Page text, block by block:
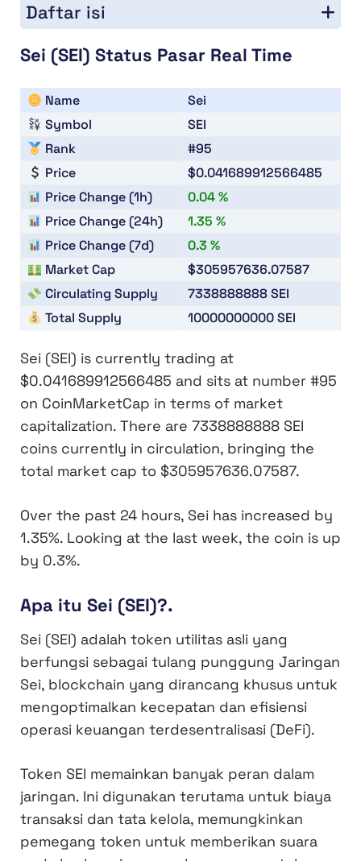
Daftar isi
Sei (SEI) Status Pasar Real Time
Name
Sei
Symbol
SEI
Rank
#95
Price
$0.041689912566485
Price Change (1h)
0.04 %
Price Change (24h)
1.35 %
Price Change (7d)
0.3 %
Market Cap
$305957636.07587
Circulating Supply
7338888888SEI
Total Supply
10000000000SEI
Sei (SEI) is currently trading at
$0.041689912566485 and sits at number #95
on CoinMarketCap in terms of market
capitalization. There are 7338888888 SEI
coins currently in circulation, bringing the
total market cap to $305957636.07587.
Over the past 24 hours, Sei has increased by
1.35%. Looking at the last week, the coin is up
by 0.3%.
Apa itu Sei (SEI)?.
Sei (SEI) adalah token utilitas asli yang
berfungsi sebagai tulang punggung Jaringan
Sei, blockchain yang dirancang khusus untuk
mengoptimalkan kecepatan dan efisiensi
operasi keuangan terdesentralisasi (DeFi).
Token SEI memainkan banyak peran dalam
jaringan. Ini digunakan terutama untuk biaya
transaksi dan tata kelola, memungkinkan
pemegang token untuk memberikan suara